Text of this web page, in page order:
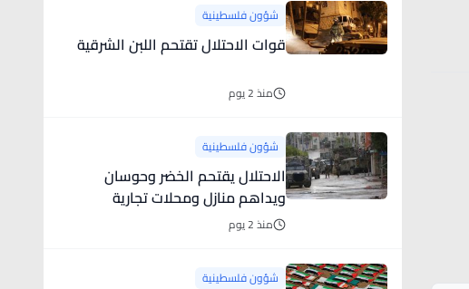
شؤون فلسطينية
قوات الاحتلال تقتحم اللبن الشرقية
منذ 2 يوم
شؤون فلسطينية
الاحتلال يقتحم الخضر وحوسان
ويداهم منازل ومحلات تجارية
منذ 2 يوم
شؤون فلسطينية